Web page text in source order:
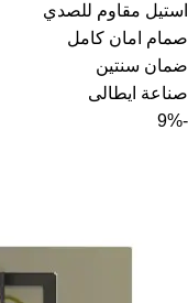
استيل مقاوم للصدي
صمام امان كامل
ضمان سنتين
صناعة ايطالى
-9%